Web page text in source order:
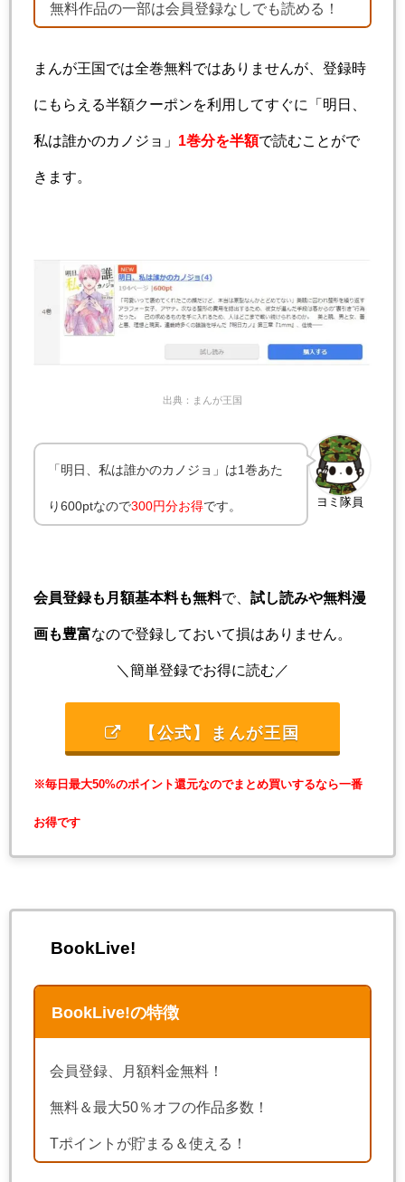
無料作品の一部は会員登録なしでも読める！
まんが王国では全巻無料ではありませんが、登録時
にもらえる半額クーポンを利用してすぐに「明日、
私は誰かのカノジョ」 1巻分を半額で読むことがで
きます。
出典：まんが王国
ヨミ隊員
「明日、私は誰かのカノジョ」は1巻あた
り600ptなので300円分お得です。
会員登録も月額基本料も無料で、 試し読みや無料漫
画も豊富なので登録しておいて損はありません。
＼簡単登録でお得に読む／
【公式】まんが王国
※毎日最大50%のポイント還元なのでまとめ買いするなら一番
お得です
BookLive!
BookLive!の特徴
会員登録、月額料金無料！
無料＆最大50％オフの作品多数！
Tポイントが貯まる＆使える！